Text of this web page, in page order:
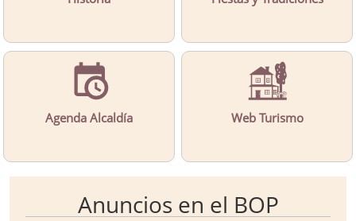
Agenda Alcaldía Web Turismo
Anuncios en el BOP